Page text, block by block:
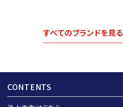
すべてのブランドを見る
CONTENTS